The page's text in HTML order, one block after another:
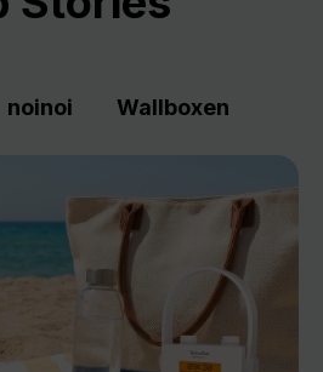
noinoi Wallboxen